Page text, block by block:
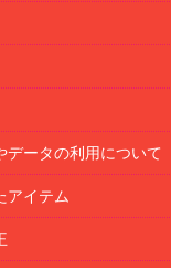
データの利用について
アイテム